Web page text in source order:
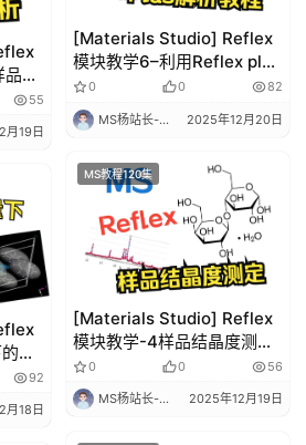
[Materials Studio] Reflex
模块教学6–利用Reflex plus
解析3-Cl-反式肉桂酸结构教
程 | 理论计算 华算科技
0 0 82
MS杨站长-华算科技 2025年12月20日
定
华55
月19日
MS教程120集
[Materials Studio] Reflex
模块教学-4样品结晶度测定
教程 | 理论计算 华算科技
0 0 56
MS杨站长-华算科技 2025年12月19日
计92
月18日